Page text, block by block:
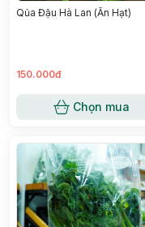
Qủa Đậu Hà Lan (Ăn Hạt)
150.000đ
Chọn mua